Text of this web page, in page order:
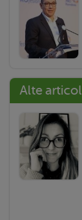
Alte